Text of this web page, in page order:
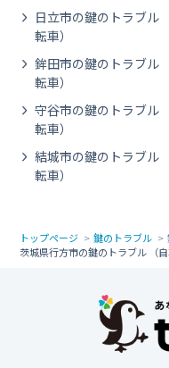
日立市の鍵のトラブル
転車）
鉾田市の鍵のトラブル
転車）
守谷市の鍵のトラブル
転車）
結城市の鍵のトラブル
転車）
トップページ 鍵のトラブル
茨城県行方市の鍵のトラブル （